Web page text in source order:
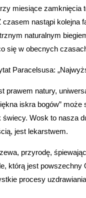
miesiące zamknięcia
czasem nastąpi kolejna
naturalnym
się w obecnych
Paracelsusa:
prawem natury,
iskra bogów”
Wosk to nasza
jest lekarstwem.
przyrodę,
którą jest powszechny
procesy